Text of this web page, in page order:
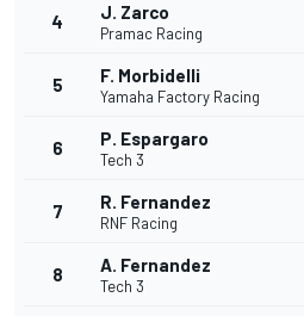
4 J. Zarco
Pramac Racing
5 F. Morbidelli
Yamaha Factory Racing
6 P. Espargaro
Tech 3
7 R. Fernandez
RNF Racing
8 A. Fernandez
Tech 3